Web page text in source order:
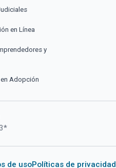
en Línea
y
Adopción
de usoPolíticas de privacidad